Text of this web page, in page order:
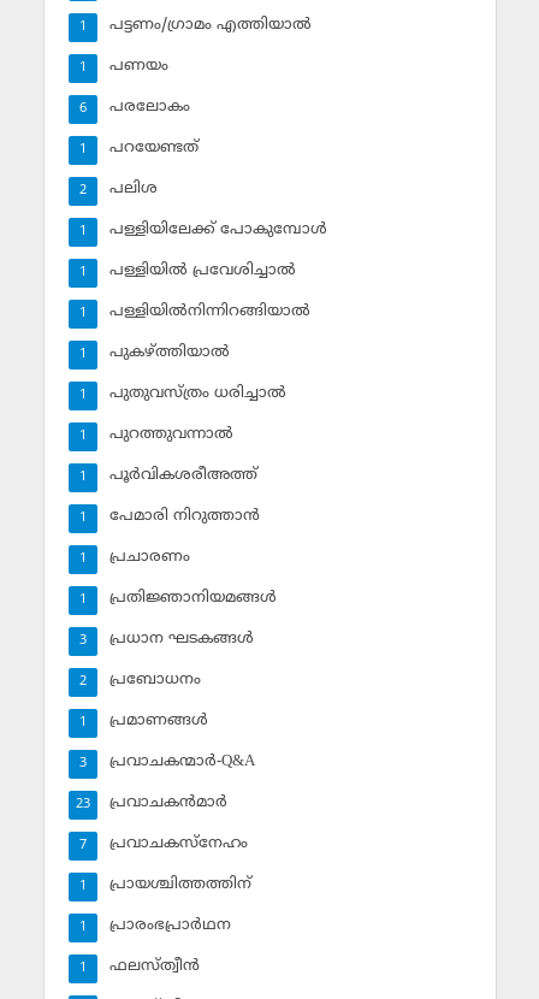
പട്ടണം/ഗ്രാമം എത്തിയാല്‍
1
പണയം
1
പരലോകം
6
പറയേണ്ടത്
1
പലിശ
2
പള്ളിയിലേക്ക് പോകുമ്പോള്‍
1
പള്ളിയില്‍ പ്രവേശിച്ചാല്‍
1
പള്ളിയില്‍നിന്നിറങ്ങിയാല്‍
1
പുകഴ്ത്തിയാല്‍
1
പുതുവസ്ത്രം ധരിച്ചാല്‍
1
പുറത്തുവന്നാല്‍
1
പൂര്‍വികശരീഅത്ത്
1
പേമാരി നിറുത്താന്‍
1
പ്രചാരണം
1
പ്രതിജ്ഞാനിയമങ്ങള്‍
1
പ്രധാന ഘടകങ്ങള്‍
3
പ്രബോധനം
2
പ്രമാണങ്ങള്‍
1
പ്രവാചകന്മാര്‍-Q&A
3
പ്രവാചകന്‍മാര്‍
23
പ്രവാചകസ്‌നേഹം
7
പ്രായശ്ചിത്തത്തിന്
1
പ്രാരംഭപ്രാര്‍ഥന
1
ഫലസ്ത്വീൻ
1